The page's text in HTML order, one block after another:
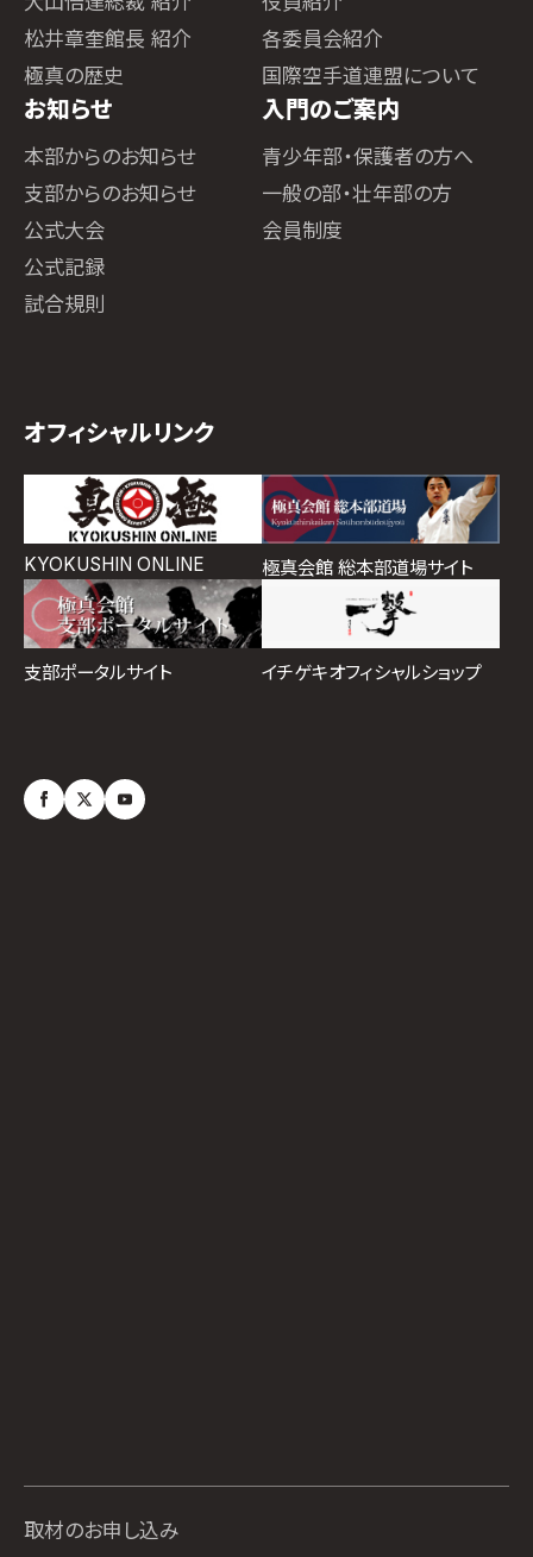
松井章奎館長 紹介
極真の歴史
各委員会紹介
国際空手道連盟について
お知らせ
本部からのお知らせ
支部からのお知らせ
公式大会
公式記録
試合規則
入門のご案内
青少年部・保護者の方へ
一般の部・壮年部の方
会員制度
オフィシャルリンク
KYOKUSHIN ONLINE 極真会館 総本部道場サイト
支部ポータルサイト イチゲキオフィシャルショップ
取材のお申し込み